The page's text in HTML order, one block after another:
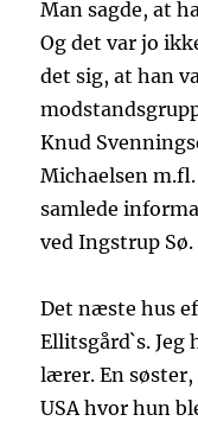
Man sagde, at
Og det var jo
det sig, at han
Knud
Michaelsen
samlede
ved Ingstrup Sø.
Det næste hus
Ellitsgård`s.
lærer. En
USA hvor hun